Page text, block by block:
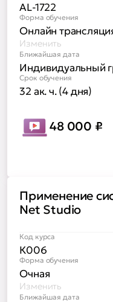
AL-1722
Форма обучения
Онлайн
Изменить
Ближайшая дата
Индивидуальный
Срок обучения
32 ак. ч. (4 дня)
48 000 ₽
Применение
Net Studio
Код курса
К006
Форма обучения
Очная
Изменить
Ближайшая дата